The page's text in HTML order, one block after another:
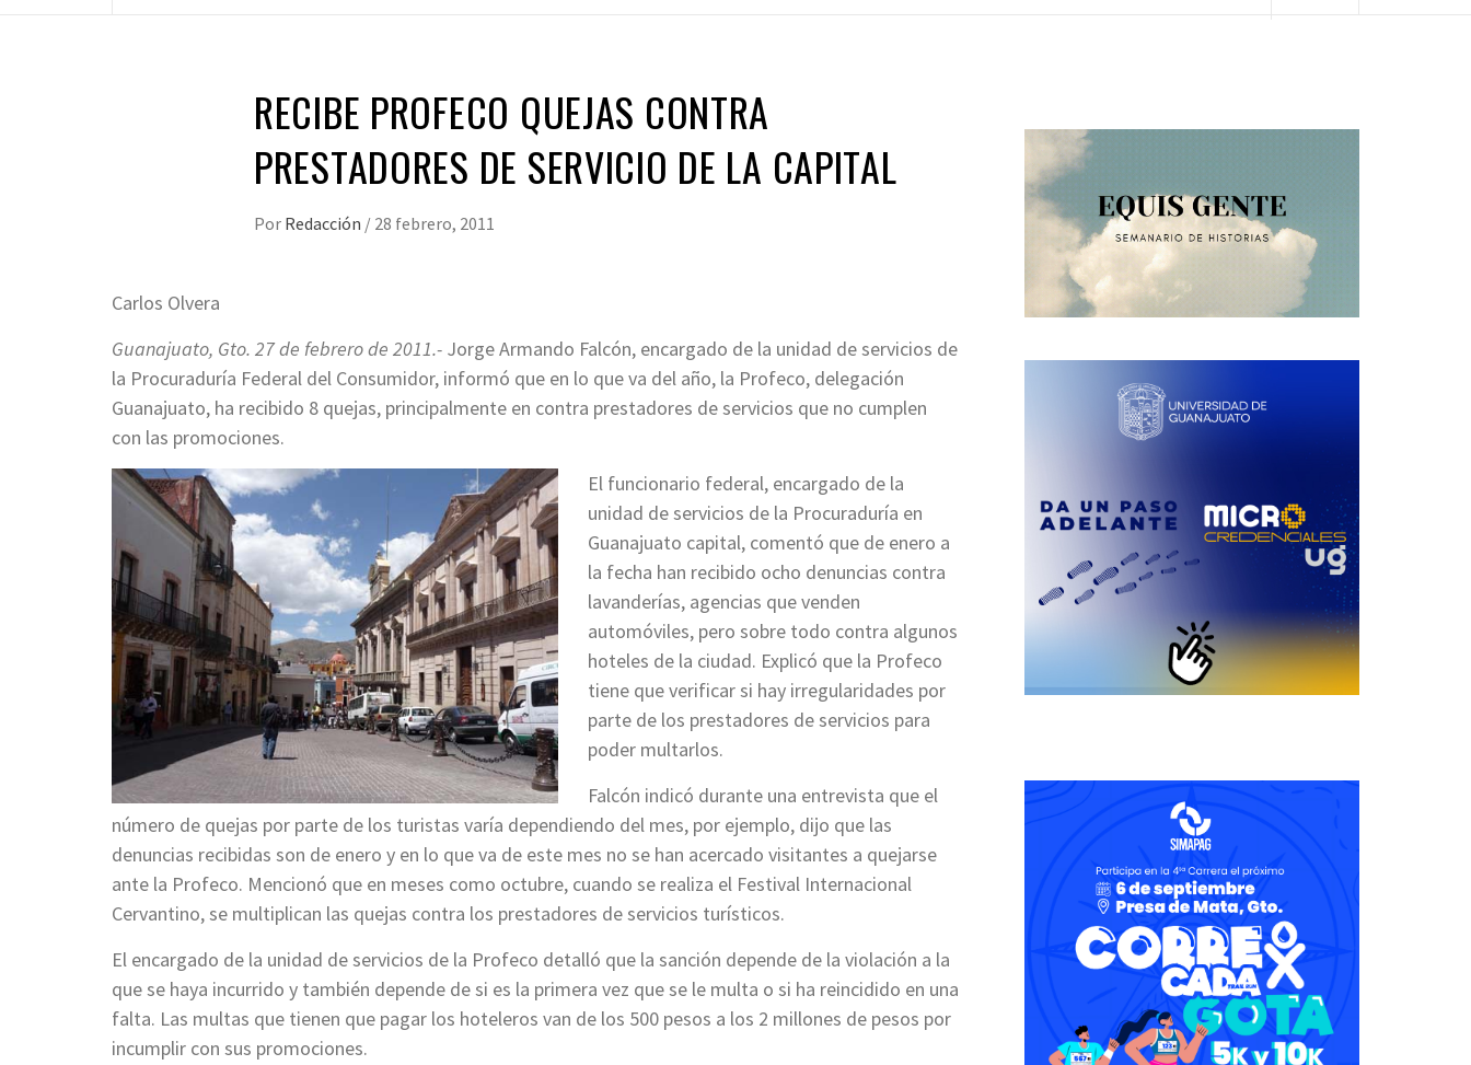
RECIBE PROFECO QUEJAS CONTRA
PRESTADORES DE SERVICIO DE LA CAPITAL
Por Redacción / 28 febrero, 2011
Carlos Olvera
Guanajuato, Gto. 27 de febrero de 2011.- Jorge Armando Falcón, encargado de la unidad de servicios de
la Procuraduría Federal del Consumidor, informó que en lo que va del año, la Profeco, delegación
Guanajuato, ha recibido 8 quejas, principalmente en contra prestadores de servicios que no cumplen
con las promociones.
El funcionario federal, encargado de la
unidad de servicios de la Procuraduría en
Guanajuato capital, comentó que de enero a
la fecha han recibido ocho denuncias contra
lavanderías, agencias que venden
automóviles, pero sobre todo contra algunos
hoteles de la ciudad. Explicó que la Profeco
tiene que verificar si hay irregularidades por
parte de los prestadores de servicios para
poder multarlos.
Falcón indicó durante una entrevista que el
número de quejas por parte de los turistas varía dependiendo del mes, por ejemplo, dijo que las
denuncias recibidas son de enero y en lo que va de este mes no se han acercado visitantes a quejarse
ante la Profeco. Mencionó que en meses como octubre, cuando se realiza el Festival Internacional
Cervantino, se multiplican las quejas contra los prestadores de servicios turísticos.
El encargado de la unidad de servicios de la Profeco detalló que la sanción depende de la violación a la
que se haya incurrido y también depende de si es la primera vez que se le multa o si ha reincidido en una
falta. Las multas que tienen que pagar los hoteleros van de los 500 pesos a los 2 millones de pesos por
incumplir con sus promociones.